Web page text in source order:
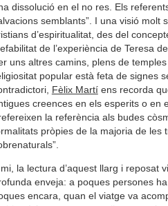
dissolució en el no res. Els
semblants”. I una visió
d’espiritualitat, des del
de l’experiència de Teresa
uns altres camins, plens de
popular està feta de signes
Fèlix Martíens recorda
creences en els esperits o en
la referència als budes
pròpies de la majoria de les
la lectura d’aquest llarg i reposat
enveja: a poques persones
encara, quan el viatge va